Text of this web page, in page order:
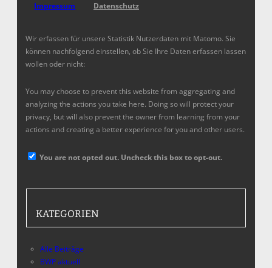
Impressum Datenschutz
Wir erfassen für unsere Statistik Nutzerdaten mit Matomo. Sie
können nachfolgend einstellen, ob Sie Ihre Daten erfassen lassen
wollen oder nicht:
You may choose to prevent this website from aggregating and
analyzing the actions you take here. Doing so will protect your
privacy, but will also prevent the owner from learning from your
actions and creating a better experience for you and other users.
You are not opted out. Uncheck this box to opt-out.
KATEGORIEN
Alle Beiträge
BWP aktuell